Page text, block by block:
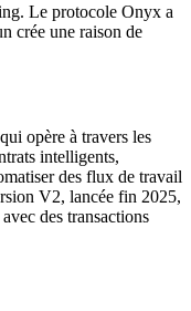
Le protocole Onyx a
crée une raison de
opère à travers les
intelligents,
des flux de travail
V2, lancée fin 2025,
des transactions